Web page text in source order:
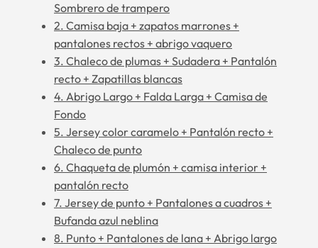
Sombrero de trampero
2. Camisa baja + zapatos marrones +
pantalones rectos + abrigo vaquero
3. Chaleco de plumas + Sudadera + Pantalón
recto + Zapatillas blancas
4. Abrigo Largo + Falda Larga + Camisa de
Fondo
5. Jersey color caramelo + Pantalón recto +
Chaleco de punto
6. Chaqueta de plumón + camisa interior +
pantalón recto
7. Jersey de punto + Pantalones a cuadros +
Bufanda azul neblina
8. Punto + Pantalones de lana + Abrigo largo